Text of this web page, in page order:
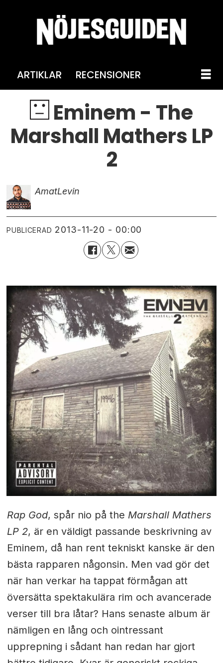
ARTIKLAR RECENSIONER
Eminem - The
Marshall Mathers LP
2
AmatLevin
PUBLICERAD 2013-11-20 - 00:00
Rap God, spår nio på the Marshall Mathers
LP 2, är en väldigt passande beskrivning av
Eminem, då han rent tekniskt kanske är den
bästa rapparen någonsin. Men vad gör det
när han verkar ha tappat förmågan att
översätta spektakulära rim och avancerade
verser till bra låtar? Hans senaste album är
nämligen en lång och ointressant
upprepning i sådant han redan har gjort